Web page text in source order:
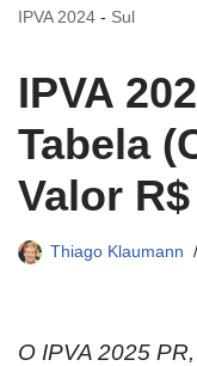
IPVA 2024 - Sul
IPVA
Tabela
Valor
Thiago Klaumann
O IPVA 2025